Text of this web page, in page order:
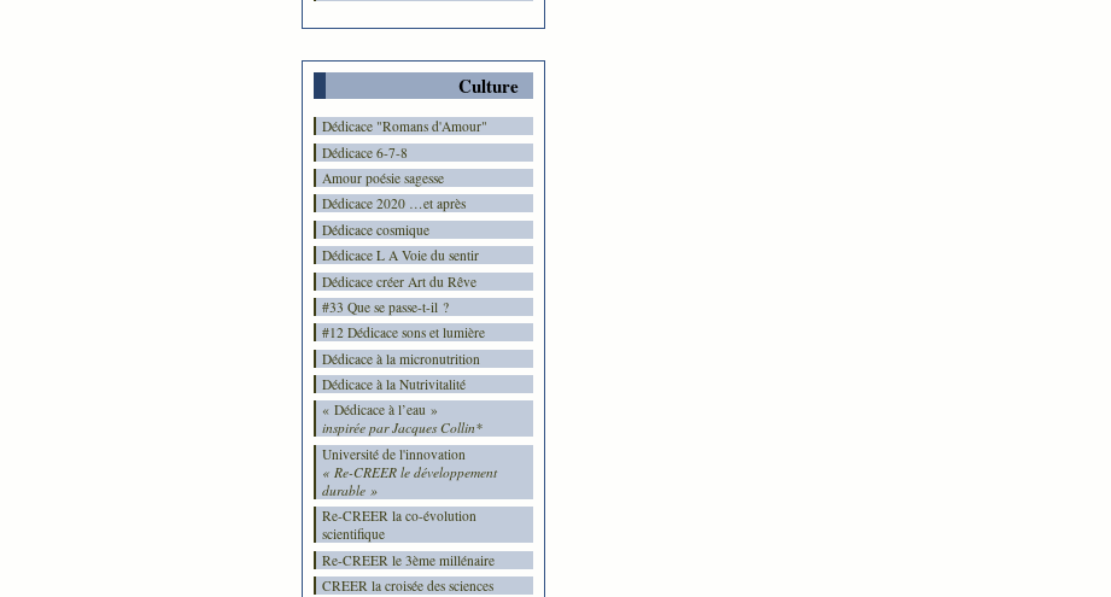
Culture
Dédicace "Romans d'Amour"
Dédicace 6-7-8
Amour poésie sagesse
Dédicace 2020 …et après
Dédicace cosmique
Dédicace L A Voie du sentir
Dédicace créer Art du Rêve
#33 Que se passe-t-il ?
#12 Dédicace sons et lumière
Dédicace à la micronutrition
Dédicace à la Nutrivitalité
« Dédicace à l’eau »
inspirée par Jacques Collin*
Université de l'innovation
« Re-CREER le développement
durable »
Re-CREER la co-évolution
scientifique
Re-CREER le 3ème millénaire
CREER la croisée des sciences